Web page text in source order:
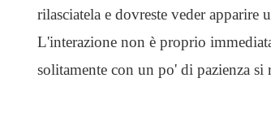
rilasciatela e dovreste veder
L'interazione non è proprio
solitamente con un po' di pazienza si